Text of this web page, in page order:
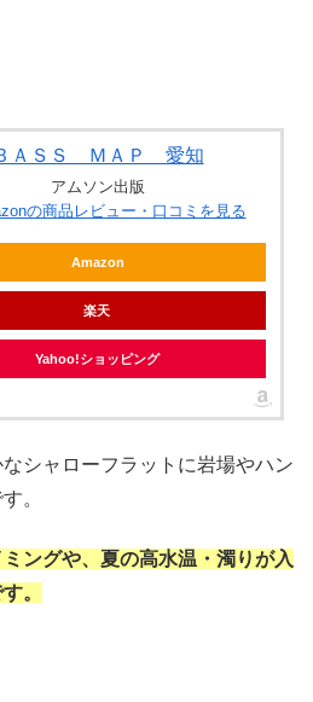
ＡＳＳ ＭＡＰ 愛知
アムソン出版
の商品レビュー・口コミを見る
Amazon
楽天
Yahoo!ショッピング
シャローフラットに岩場やハン
。
ングや、夏の高水温・濁りが入
。